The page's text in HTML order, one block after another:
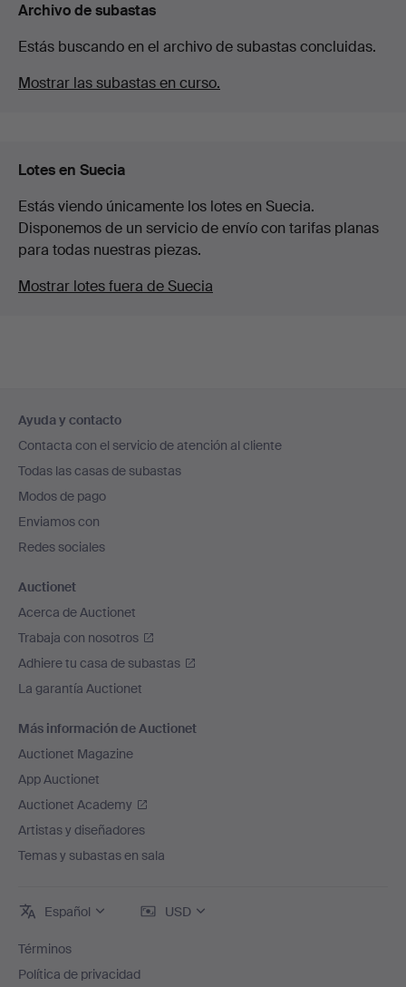
Archivo de subastas
Estás buscando en el archivo de subastas concluidas.
Mostrar las subastas en curso.
Lotes en Suecia
Estás viendo únicamente los lotes en Suecia.
Disponemos de un servicio de envío con tarifas planas
para todas nuestras piezas.
Mostrar lotes fuera de Suecia
en
el
pie
de
página
Ayuda y contacto
Contacta con el servicio de atención al cliente
Todas las casas de subastas
Modos de pago
Enviamos con
Redes sociales
Auctionet
Acerca de Auctionet
Trabaja con nosotros
Adhiere tu casa de subastas
La garantía Auctionet
Más información de Auctionet
Auctionet Magazine
App Auctionet
Auctionet Academy
Artistas y diseñadores
Temas y subastas en sala
Español USD
Términos
Política de privacidad